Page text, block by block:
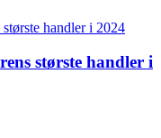
største handler i